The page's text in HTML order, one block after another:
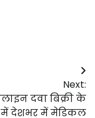
Next:
दवा बिक्री के
में देशभर में मेडिकल